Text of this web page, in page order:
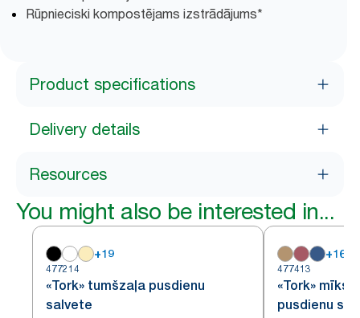
Rūpnieciski kompostējams izstrādājums*
Product specifications
Delivery details
Resources
You might also be interested in...
+19
477214
«Tork» tumšzaļa pusdienu
salvete
+16
477413
«Tork»
pusdienu